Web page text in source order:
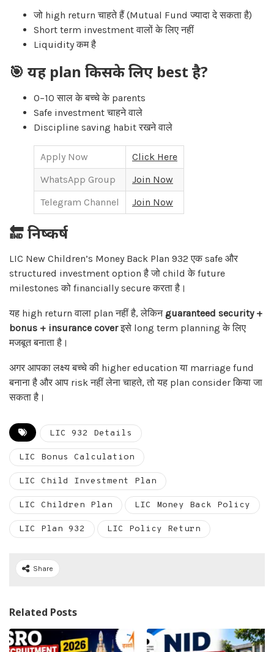
जो high return चाहते हैं (Mutual Fund ज्यादा दे सकता है)
Short term investment वालों के लिए नहीं
Liquidity कम है
🎯 यह plan किसके लिए best है?
0–10 साल के बच्चे के parents
Safe investment चाहने वाले
Discipline saving habit रखने वाले
Apply Now
Click Here
WhatsApp Group
Join Now
Telegram Channel
Join Now
🔚 निष्कर्ष
LIC New Children’s Money Back Plan 932 एक safe और
structured investment option है जो child के future
milestones को financially secure करता है।
यह high return वाला plan नहीं है, लेकिनguaranteed security +
bonus + insurance coverइसे long term planning के लिए
मजबूत बनाता है।
अगर आपका लक्ष्य बच्चे की higher education या marriage fund
बनाना है और आप risk नहीं लेना चाहते, तो यह plan consider किया जा
सकता है।
LIC 932 Details
LIC Bonus Calculation
LIC Child Investment Plan
LIC Children Plan LIC Money Back Policy
LIC Plan 932 LIC Policy Return
Share
Related Posts